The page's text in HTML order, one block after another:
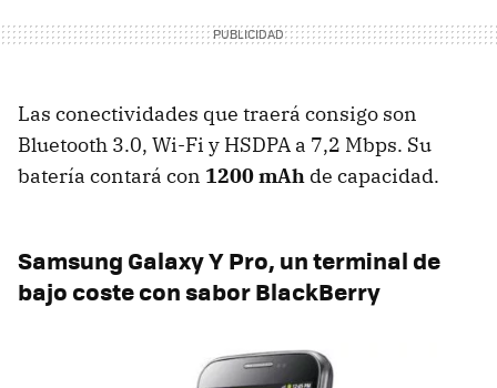
Las conectividades que traerá consigo son
Bluetooth 3.0, Wi-Fi y HSDPA a 7,2 Mbps. Su
batería contará con 1200 mAh de capacidad.
Samsung Galaxy Y Pro, un terminal de
bajo coste con sabor BlackBerry